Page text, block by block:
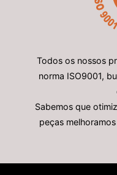
Todos os nossos
norma ISO9001,
Sabemos que
peças